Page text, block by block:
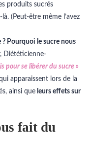
produits sucrés
(Peut-être même l’avez
Pourquoi le sucre nous
Diététicienne-
pour se libérer du sucre »
apparaissent lors de la
ainsi que leurs effets sur
fait du